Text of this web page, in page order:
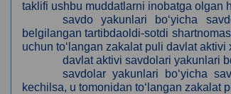
taklifi ushbu muddatlarni inobatga olgan
savdo yakunlari bo‘yicha
belgilangan tartibdaoldi-sotdi
uchun to‘langan zakalat puli davlat
davlat aktivi savdolari yakunlari
savdolar yakunlari bo‘yicha
kechilsa, u tomonidan to‘langan zakalat